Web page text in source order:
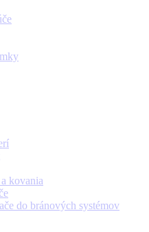
kovania
do bránových systémov